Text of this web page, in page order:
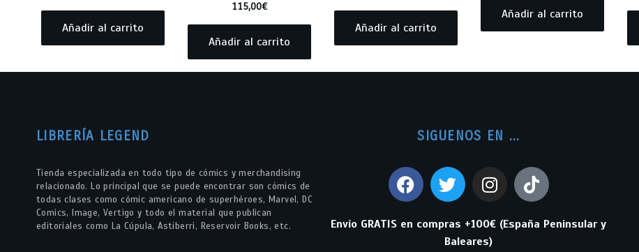
Añadir al carrito
115,00€
Añadir al carrito
Añadir al carrito
Añadir al carrito
LIBRERÍA LEGEND
Tienda especializada en todo tipo de cómics y merchandising
relacionado. Lo principal que se puede encontrar son cómics de
todas clases como cómic americano de superhéroes, Marvel, DC
Comics, Image, Vertigo y todo el material que publican
editoriales como La Cúpula, Astiberri, Reservoir Books, etc.
SIGUENOS EN ...
Envío GRATIS en compras +100€ (España Peninsular y
Baleares)